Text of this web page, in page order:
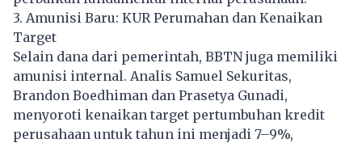
3. Amunisi Baru: KUR Perumahan dan Kenaikan
Target
Selain dana dari pemerintah, BBTN juga memiliki
amunisi internal. Analis Samuel Sekuritas,
Brandon Boedhiman dan Prasetya Gunadi,
menyoroti kenaikan target pertumbuhan kredit
perusahaan untuk tahun ini menjadi 7–9%,